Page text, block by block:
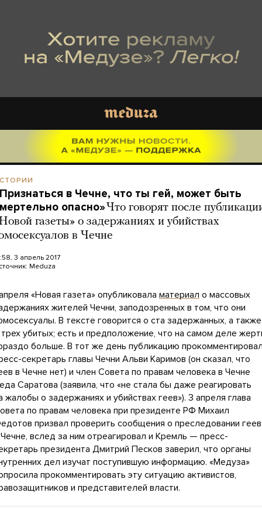
в Чечне, что ты гей, может быть
опасно»Что говорят после
газеты» о задержаниях и убийствах
в Чечне
3 апрель 2017
Meduza
«Новая газета» опубликовала материал о массовых
жителей Чечни, заподозренных в том, что они
В тексте говорится о ста задержанных, а также
убитых; есть и предположение, что на самом деле
больше. В тот же день публикацию
секретарь главы Чечни Альви Каримов (он сказал, что
в Чечне нет) и член Совета по правам человека в Чечне
Саратова (заявила, что «не стала бы даже реагировать
жалобы о задержаниях и убийствах геев»). 3 апреля глава
по правам человека при президенте РФ Михаил
призвал проверить сообщения о преследовании геев
вслед за ним отреагировал и Кремль — пресс-
президента Дмитрий Песков заверил, что органы
дел изучат поступившую информацию. «Медуза»
прокомментировать эту ситуацию активистов,
и представителей власти.